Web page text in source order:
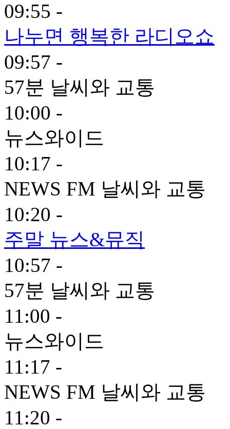
09:55 -
나누면 행복한 라디오쇼
09:57 -
57분 날씨와 교통
10:00 -
뉴스와이드
10:17 -
NEWS FM 날씨와 교통
10:20 -
주말 뉴스&뮤직
10:57 -
57분 날씨와 교통
11:00 -
뉴스와이드
11:17 -
NEWS FM 날씨와 교통
11:20 -